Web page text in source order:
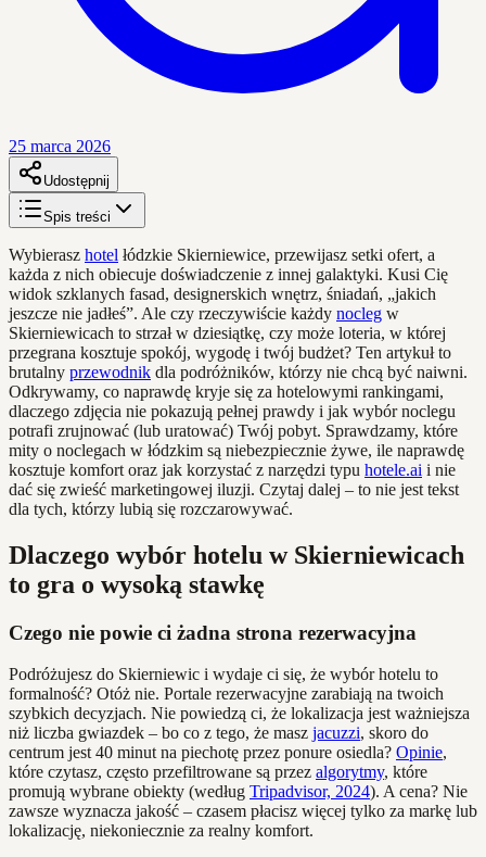
25 marca 2026
Udostępnij
Spis treści
Wybierasz hotel łódzkie Skierniewice, przewijasz setki ofert, a
każda z nich obiecuje doświadczenie z innej galaktyki. Kusi Cię
widok szklanych fasad, designerskich wnętrz, śniadań, „jakich
jeszcze nie jadłeś”. Ale czy rzeczywiście każdy nocleg w
Skierniewicach to strzał w dziesiątkę, czy może loteria, w której
przegrana kosztuje spokój, wygodę i twój budżet? Ten artykuł to
brutalny przewodnik dla podróżników, którzy nie chcą być naiwni.
Odkrywamy, co naprawdę kryje się za hotelowymi rankingami,
dlaczego zdjęcia nie pokazują pełnej prawdy i jak wybór noclegu
potrafi zrujnować (lub uratować) Twój pobyt. Sprawdzamy, które
mity o noclegach w łódzkim są niebezpiecznie żywe, ile naprawdę
kosztuje komfort oraz jak korzystać z narzędzi typu hotele.ai i nie
dać się zwieść marketingowej iluzji. Czytaj dalej – to nie jest tekst
dla tych, którzy lubią się rozczarowywać.
Dlaczego wybór hotelu w Skierniewicach
to gra o wysoką stawkę
Czego nie powie ci żadna strona rezerwacyjna
Podróżujesz do Skierniewic i wydaje ci się, że wybór hotelu to
formalność? Otóż nie. Portale rezerwacyjne zarabiają na twoich
szybkich decyzjach. Nie powiedzą ci, że lokalizacja jest ważniejsza
niż liczba gwiazdek – bo co z tego, że masz jacuzzi, skoro do
centrum jest 40 minut na piechotę przez ponure osiedla? Opinie,
które czytasz, często przefiltrowane są przez algorytmy, które
promują wybrane obiekty (według Tripadvisor, 2024). A cena? Nie
zawsze wyznacza jakość – czasem płacisz więcej tylko za markę lub
lokalizację, niekoniecznie za realny komfort.